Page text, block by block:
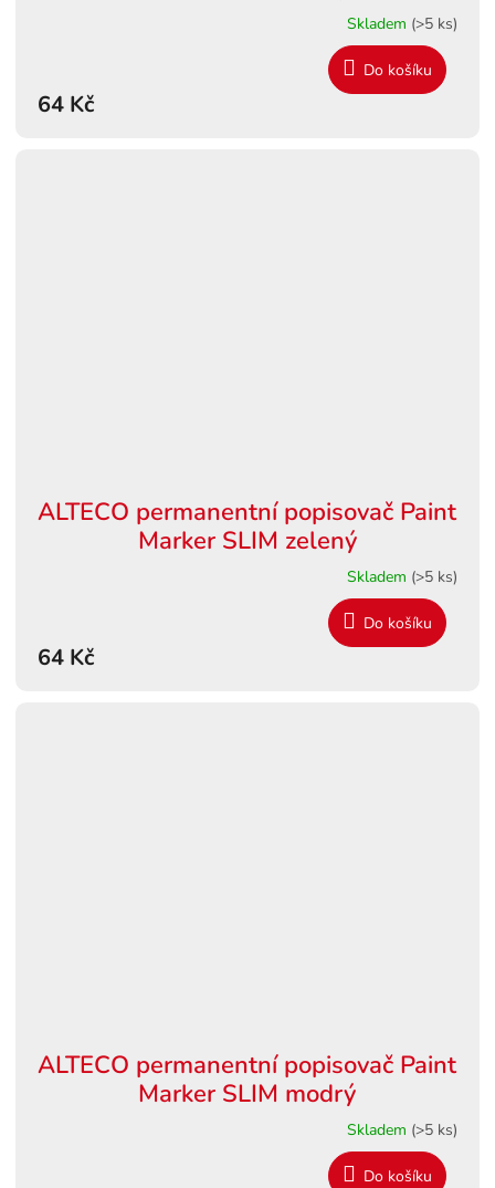
Skladem (>5 ks)
64 Kč
Do košíku
ALTECO permanentní popisovač Paint
Marker SLIM zelený
Skladem (>5 ks)
64 Kč
Do košíku
ALTECO permanentní popisovač Paint
Marker SLIM modrý
Skladem (>5 ks)
Do košíku